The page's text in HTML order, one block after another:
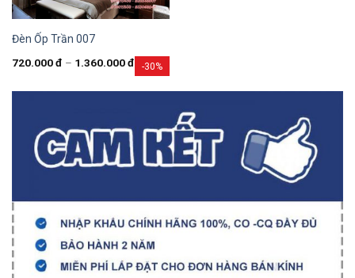
-30%
Đèn Ốp Trần 007
720.000đ – 1.360.000đ